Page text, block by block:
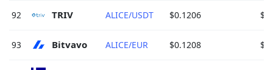
92 TRIV ALICE/USDT $0.1206
93 Bitvavo ALICE/EUR $0.1208